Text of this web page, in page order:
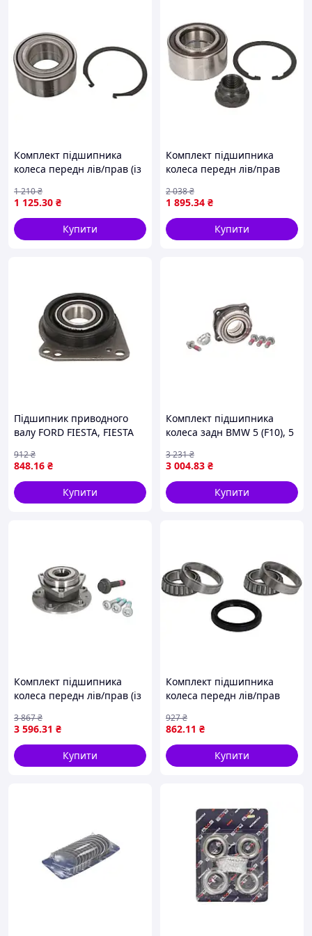
Комплект підшипника
колеса передн лів/прав (із
HYUNDAI GRANDEUR, I40 I,
I40 I CW, IX35, SANTA FÉ I,
SONATA
1 125.30 ₴
1 210₴
Купити
Комплект підшипника
колеса передн лів/прав
II, PEUGEOT 107, 108,
TOYOTA AYGO, COROLLA, IQ
1.0-1.4D
1 895.34 ₴
2 038₴
Купити
Підшипник приводного
валу FORD FIESTA, FIESTA
TOYOTA CARINA IV, VW
SHARAN, TRANSPORTER T4
1.25-3.0
848.16 ₴
912₴
Купити
Комплект підшипника
колеса задн BMW 5 (F10), 5
(F07), 6 (F12), 6 (F13), 6
GRAN COUPE (F06), 7 (F01,
F02,
3 004.83 ₴
3 231₴
Купити
Комплект підшипника
колеса передн лів/прав (із
AUDI A3, Q2, TT, CUPRA
FORMENTOR, SEAT ATECA,
LEON, LEON SC,
3 596.31 ₴
3 867₴
Купити
Комплект підшипника
колеса передн лів/прав
DELICA / SPACE GEAR, L 300
/ DELICA II, L 300 III, L200,
PAJERO
862.11 ₴
927₴
Купити